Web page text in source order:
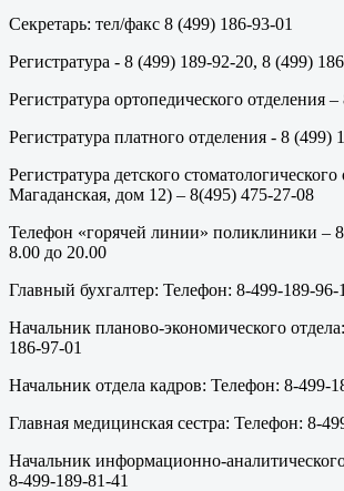
Секретарь: тел/факс 8 (499) 186-93-01
Регистратура - 8 (499) 189-92-20, 8 (499)
Регистратура ортопедического отделения
Регистратура платного отделения - 8 (499)
Регистратура детского
Магаданская, дом 12) – 8(495) 475-27-08
Телефон «горячей линии» поликлиники –
8.00 до 20.00
Главный бухгалтер: Телефон: 8-499-189-96-
Начальник планово-экономического
186-97-01
Начальник отдела кадров: Телефон: 8-499-
Главная медицинская сестра: Телефон: 8-
Начальник информационно-
8-499-189-81-41